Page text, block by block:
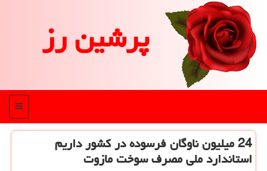
پرشین رز
منو
24 میلیون ناوگان فرسوده در کشور داریم
استاندارد ملی مصرف سوخت مازوت